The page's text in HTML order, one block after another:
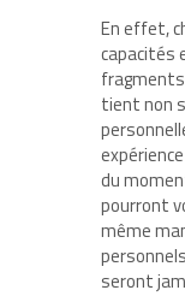
En effet,
capacités
tient non
du
pourront
même
seront